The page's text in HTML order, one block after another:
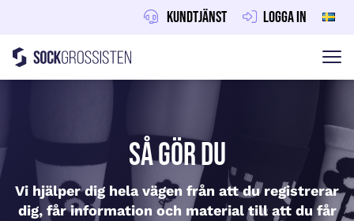
Kundtjänst Logga in
Hoppa till innehåll
Sockgrossisten
Så gör du
Vi hjälper dig hela vägen från att du registrerar
dig, får information och material till att du får